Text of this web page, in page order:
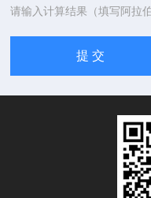
请输入计算结果（填写阿拉